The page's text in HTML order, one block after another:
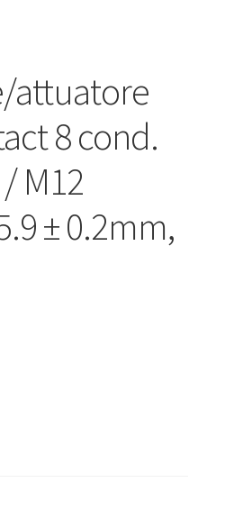
attuatore
8 cond.
M12
± 0.2mm,